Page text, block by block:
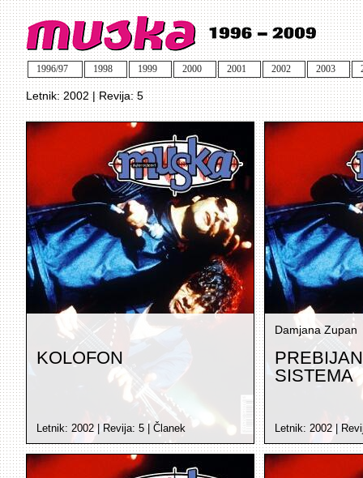
1996/97 1998 1999 2000 2001 2002 2003
Letnik: 2002 | Revija: 5
KOLOFON
Letnik: 2002 | Revija: 5 | Članek
Damjana Zupan
SISTEMA
Letnik: 2002 |